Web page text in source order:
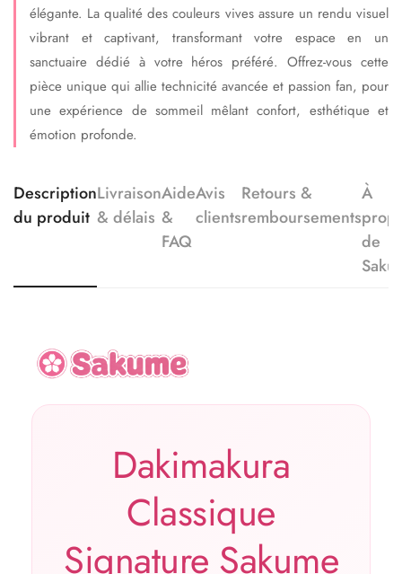
élégante. La qualité des couleurs vives assure un rendu visuel
vibrant et captivant, transformant votre espace en un
sanctuaire dédié à votre héros préféré. Offrez-vous cette
pièce unique qui allie technicité avancée et passion fan, pour
une expérience de sommeil mêlant confort, esthétique et
émotion profonde.
Description
du produit
Livraison
& délais
Aide
&
FAQ
Avis
clients
Retours &
remboursements
À
de
Dakimakura
Classique
Signature Sakume